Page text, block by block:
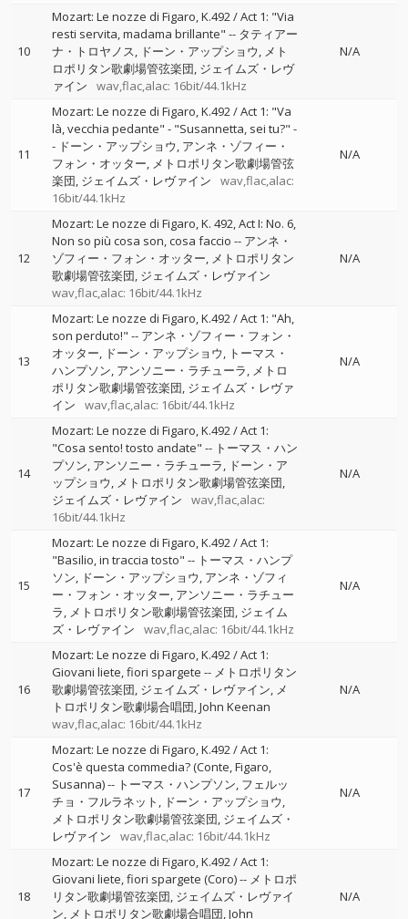
10
Mozart: Le nozze di Figaro, K.492 / Act 1: "Via
resti servita, madama brillante" -- タティアー
ナ・トロヤノス
ドーン・アップショウ メト
ロポリタン歌劇場管弦楽団 ジェイムズ・レヴ
ァイン
wav,flac,alac: 16bit/44.1kHz
N/A
11
Mozart: Le nozze di Figaro, K.492 / Act 1: "Va
là, vecchia pedante" - "Susannetta, sei tu?" -
- ドーン・アップショウ アンネ・ゾフィー・
フォン・オッター メトロポリタン歌劇場管弦
楽団 ジェイムズ・レヴァイン
wav,flac,alac:
16bit/44.1kHz
N/A
12
Mozart: Le nozze di Figaro, K. 492, Act I: No. 6,
Non so più cosa son, cosa faccio -- アンネ・
ゾフィー・フォン・オッター メトロポリタン
歌劇場管弦楽団 ジェイムズ・レヴァイン
wav,flac,alac: 16bit/44.1kHz
N/A
13
Mozart: Le nozze di Figaro, K.492 / Act 1: "Ah,
son perduto!" -- アンネ・ゾフィー・フォン・
オッター
ドーン・アップショウ
トーマス・
ハンプソン アンソニー・ラチューラ メトロ
ポリタン歌劇場管弦楽団 ジェイムズ・レヴァ
イン
wav,flac,alac: 16bit/44.1kHz
N/A
14
Mozart: Le nozze di Figaro, K.492 / Act 1:
"Cosa sento! tosto andate" -- トーマス・ハン
プソン アンソニー・ラチューラ
ドーン・ア
ップショウ メトロポリタン歌劇場管弦楽団
ジェイムズ・レヴァイン
wav,flac,alac:
16bit/44.1kHz
N/A
15
Mozart: Le nozze di Figaro, K.492 / Act 1:
"Basilio, in traccia tosto" -- トーマス・ハンプ
ソン
ドーン・アップショウ アンネ・ゾフィ
ー・フォン・オッター アンソニー・ラチュー
ラ メトロポリタン歌劇場管弦楽団 ジェイム
ズ・レヴァイン
wav,flac,alac: 16bit/44.1kHz
N/A
16
Mozart: Le nozze di Figaro, K.492 / Act 1:
Giovani liete, fiori spargete -- メトロポリタン
歌劇場管弦楽団 ジェイムズ・レヴァイン メ
トロポリタン歌劇場合唱団 John Keenan
wav,flac,alac: 16bit/44.1kHz
N/A
17
Mozart: Le nozze di Figaro, K.492 / Act 1:
Cos'è questa commedia? (Conte, Figaro,
Susanna)-- トーマス・ハンプソン フェルッ
チョ・フルラネット
ドーン・アップショウ
メトロポリタン歌劇場管弦楽団 ジェイムズ・
レヴァイン
wav,flac,alac: 16bit/44.1kHz
N/A
18
Mozart: Le nozze di Figaro, K.492 / Act 1:
Giovani liete, fiori spargete (Coro)-- メトロポ
リタン歌劇場管弦楽団 ジェイムズ・レヴァイ
ン メトロポリタン歌劇場合唱団 John
N/A